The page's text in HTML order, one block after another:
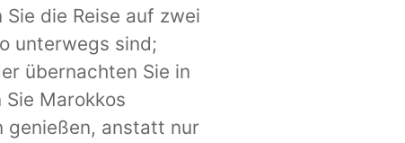
die Reise auf zwei
unterwegs sind;
übernachten Sie in
Marokkos
genießen, anstatt nur